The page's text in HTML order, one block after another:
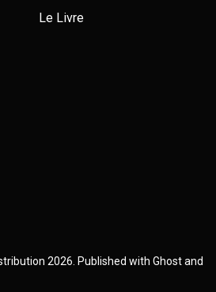
Le Livre
2026. Published with Ghostand